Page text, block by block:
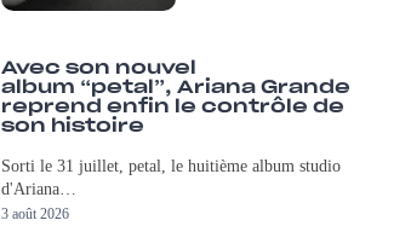
Avec son nouvel
album “petal”, Ariana Grande
reprend enfin le contrôle de
son histoire
Sorti le 31 juillet, petal, le huitième album studio
d'Ariana…
3 août 2026